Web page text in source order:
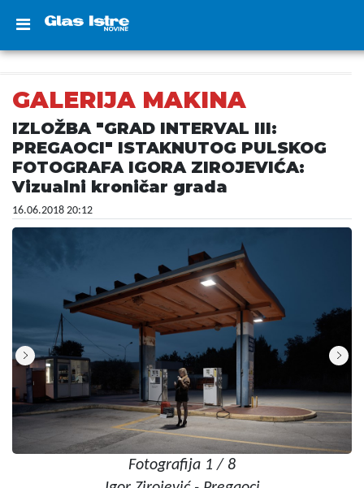
GALERIJA MAKINA
IZLOŽBA "GRAD INTERVAL III:
PREGAOCI" ISTAKNUTOG PULSKOG
FOTOGRAFA IGORA ZIROJEVIĆA:
Vizualni kroničar grada
16.06.2018 20:12
Fotografija 1 / 8